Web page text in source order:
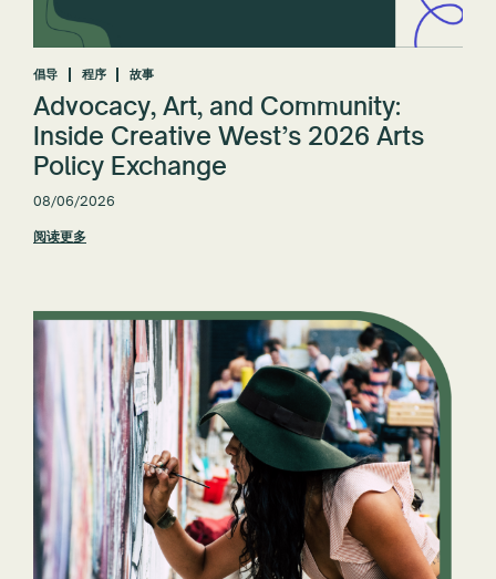
州和司法管辖区
全部重置
倡导 程序 故事
Advocacy, Art, and Community:
Inside Creative West’s 2026 Arts
Policy Exchange
08/06/2026
阅读更多